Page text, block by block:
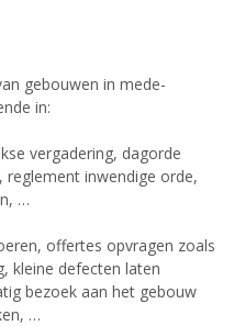
gebouwen in mede-
in:
vergadering, dagorde
reglement inwendige orde,
…
offertes opvragen zoals
kleine defecten laten
bezoek aan het gebouw
…